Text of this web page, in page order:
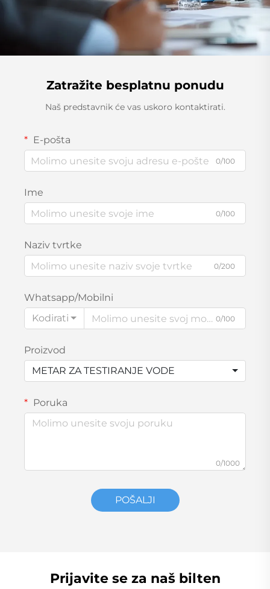
Zatražite besplatnu ponudu
Naš predstavnik će vas uskoro kontaktirati.
E-pošta
0/100
Ime
0/100
Naziv tvrtke
0/200
Whatsapp/Mobilni
Kodirati
0/100
Proizvod
METAR ZA TESTIRANJE VODE
Poruka
0/1000
POŠALJI
Prijavite se za naš bilten